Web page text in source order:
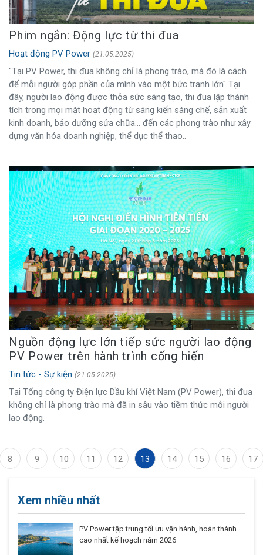
Phim ngắn: Động lực từ thi đua
Hoạt động PV Power (21.05.2025)
"Tại PV Power, thi đua không chỉ là phong trào, mà đó là cách
để mỗi người góp phần của mình vào một bức tranh lớn" Tại
đây, người lao động được thỏa sức sáng tạo, thi đua lập thành
tích trong mọi mặt hoạt động từ sáng kiến sáng chế, sản xuất
kinh doanh, bảo dưỡng sửa chữa... đến các phong trào như xây
dựng văn hóa doanh nghiệp, thể dục thể thao..
Nguồn động lực lớn tiếp sức người lao động
PV Power trên hành trình cống hiến
Tin tức - Sự kiện (21.05.2025)
Tại Tổng công ty Điện lực Dầu khí Việt Nam (PV Power), thi đua
không chỉ là phong trào mà đã in sâu vào tiềm thức mỗi người
lao động.
8 9 10 11 12 13 14 15 16 17
Xem nhiều nhất
PV Power tập trung tối ưu vận hành, hoàn thành
cao nhất kế hoạch năm 2026